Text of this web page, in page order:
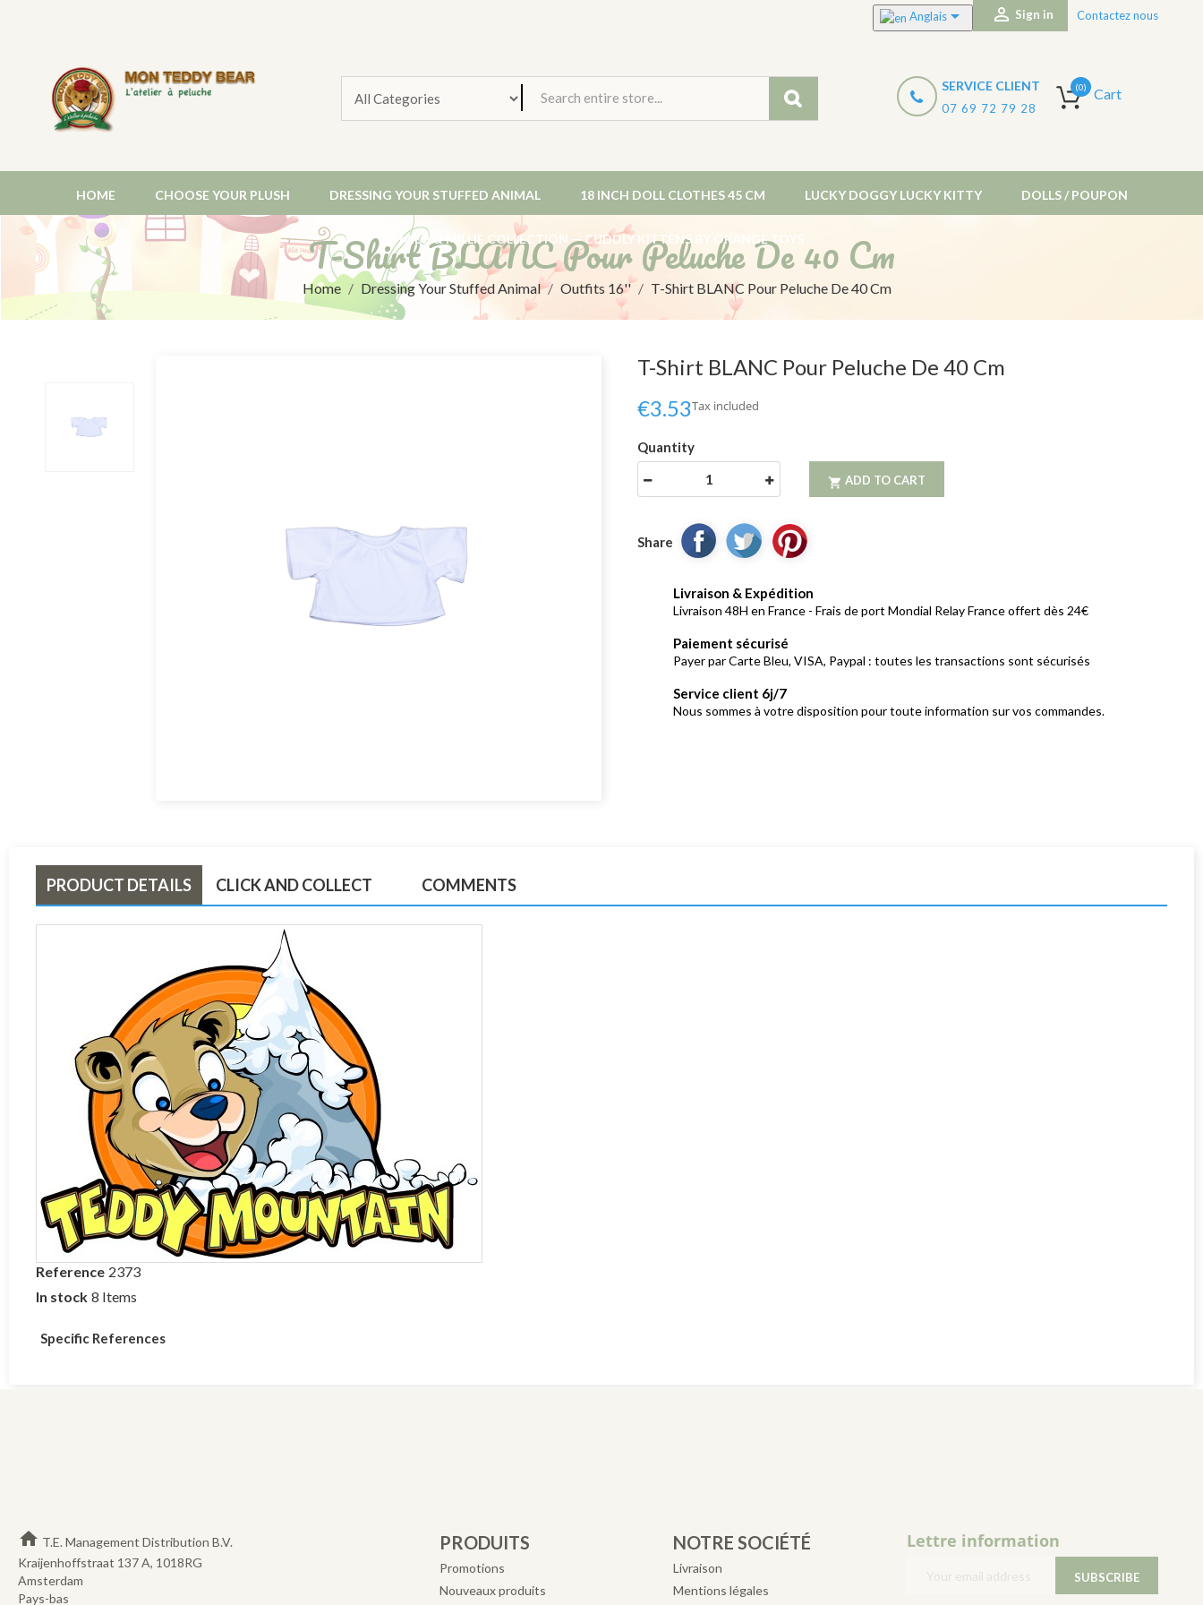
Anglais  Sign in Contactez nous
Cart
(0)
SERVICE CLIENT
07 69 72 79 28
HOME CHOOSE YOUR PLUSH DRESSING YOUR STUFFED ANIMAL 18 INCH DOLL CLOTHES 45 CM LUCKY DOGGY LUCKY KITTY DOLLS / POUPON
MILO & MILLIE COLLECTION — CUDDLY KITTENS BY ORANGE TOYS
T-Shirt BLANC Pour Peluche De 40 Cm
Home Dressing Your Stuffed Animal Outfits 16'' T-Shirt BLANC Pour Peluche De 40 Cm
T-Shirt BLANC Pour Peluche De 40 Cm
€3.53Tax included
Quantity
 ADD TO CART
Share
Livraison & Expédition
Livraison 48H en France - Frais de port Mondial Relay France offert dès 24€
Paiement sécurisé
Payer par Carte Bleu, VISA, Paypal : toutes les transactions sont sécurisés
Service client 6j/7
Nous sommes à votre disposition pour toute information sur vos commandes.
PRODUCT DETAILS CLICK AND COLLECT COMMENTS
Reference 2373
In stock 8 Items
Specific References
home T.E. Management Distribution B.V.
Kraijenhoffstraat 137 A, 1018RG
Amsterdam
Pays-bas
PRODUITS
Promotions
Nouveaux produits
NOTRE SOCIÉTÉ
Livraison
Mentions légales
Lettre information